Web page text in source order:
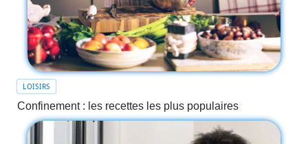
LOISIRS
Confinement : les recettes les plus populaires